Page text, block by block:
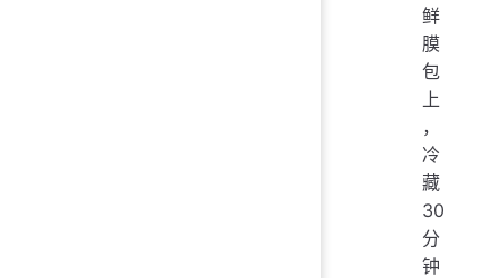
鲜
膜
包
上
，
冷
藏
30
分
钟